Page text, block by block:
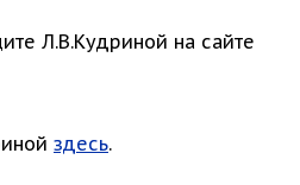
Л.В.Кудриной на сайте
здесь.